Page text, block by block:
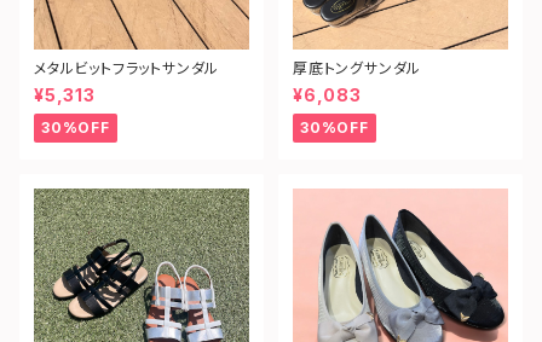
メタルビットフラットサンダル
¥5,313
30%OFF
厚底トングサンダル
¥6,083
30%OFF